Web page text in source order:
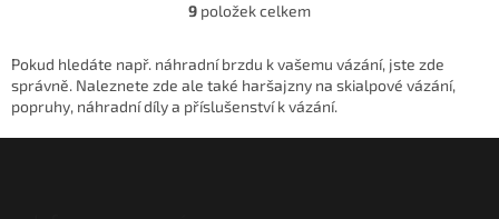
O
l
á
d
c
9 položek celkem
Pokud hledáte např. náhradní brzdu k vašemu vázání, jste zde
správně. Naleznete zde ale také haršajzny na skialpové vázání,
popruhy, náhradní díly a příslušenství k vázání.